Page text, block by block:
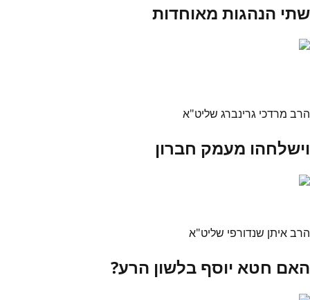
שתי הנהגות מאוחדות
הרב מרדכי גרינברג שליט"א
וישלחהו מעמק חברון
הרב איתן שנדורפי שליט"א
האם חטא יוסף בלשון הרע?